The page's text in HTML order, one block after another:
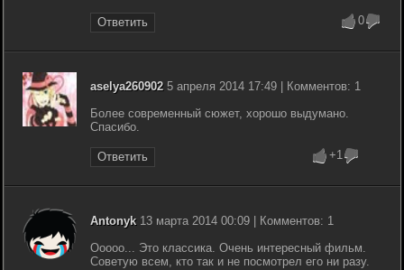
Ответить 0
aselya260902 5 апреля 2014 17:49 | Комментов: 1
Более современный сюжет, хорошо выдумано.
Спасибо.
Ответить +1
Antonyk13 марта 2014 00:09 | Комментов: 1
Ооооо... Это классика. Очень интересный фильм.
Советую всем, кто так и не посмотрел его ни разу.